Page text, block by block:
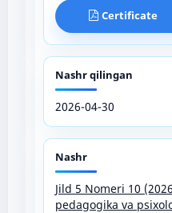
Certificate
Nashr qilingan
2026-04-30
Nashr
Jild 5 Nomeri 10
pedagogika va